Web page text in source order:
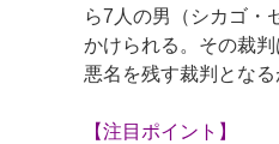
ら7人の男（シカゴ・
かけられる。その裁
悪名を残す裁判とな
【注目ポイント】